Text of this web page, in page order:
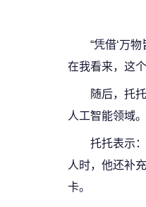
“凭借‘万
在我看来，这
随后，托
人工智能领域。
托托表示
人时，他还补
卡。